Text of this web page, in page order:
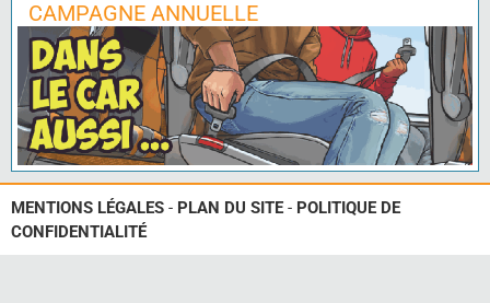
CAMPAGNE ANNUELLE
MENTIONS LÉGALES - PLAN DU SITE - POLITIQUE DE
CONFIDENTIALITÉ